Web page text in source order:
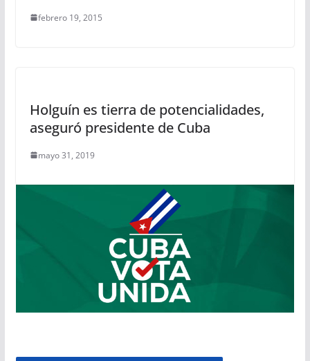
febrero 19, 2015
Holguín es tierra de potencialidades,
aseguró presidente de Cuba
mayo 31, 2019